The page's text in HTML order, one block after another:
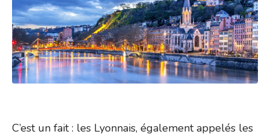
C’est un fait : les Lyonnais, également appelés les